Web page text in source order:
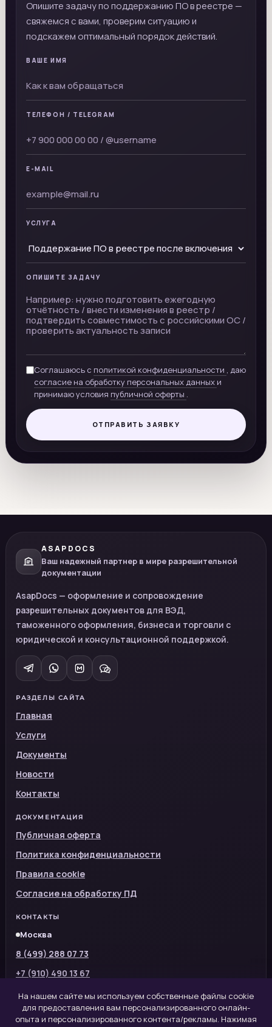
Опишите задачу по поддержанию ПО в реестре —
свяжемся с вами, проверим ситуацию и
подскажем оптимальный порядок действий.
ВАШЕ ИМЯ
ТЕЛЕФОН / TELEGRAM
E-MAIL
УСЛУГА
ОПИШИТЕ ЗАДАЧУ
Соглашаюсь с политикой конфиденциальности , даю
согласие на обработку персональных данных и
принимаю условия публичной оферты .
ОТПРАВИТЬ ЗАЯВКУ
ASAPDOCS
Ваш надежный партнер в мире разрешительной
документации
AsapDocs — оформление и сопровождение
разрешительных документов для ВЭД,
таможенного оформления, бизнеса и торговли с
юридической и консультационной поддержкой.
РАЗДЕЛЫ САЙТА
Главная
Услуги
Документы
Новости
Контакты
ДОКУМЕНТАЦИЯ
Публичная оферта
Политика конфиденциальности
Правила cookie
Согласие на обработку ПД
КОНТАКТЫ
Москва
8 (499) 288 07 73
+7 (910) 490 13 67
info@asapdocs.ru
На нашем сайте мы используем собственные файлы cookie
для предоставления вам персонализированного онлайн-
опыта и персонализированного контента/рекламы. Нажимая